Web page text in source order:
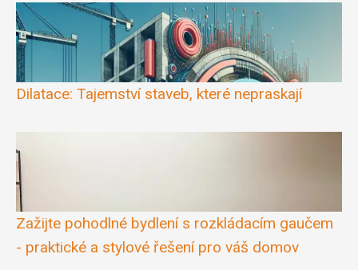
Dilatace: Tajemství staveb, které nepraskají
Zažijte pohodlné bydlení s rozkládacím gaučem
- praktické a stylové řešení pro váš domov